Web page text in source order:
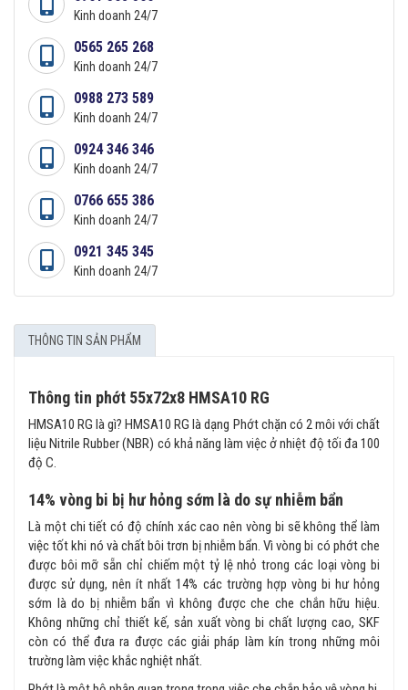
Kinh doanh 24/7
0565 265 268
Kinh doanh 24/7
0988 273 589
Kinh doanh 24/7
0924 346 346
Kinh doanh 24/7
0766 655 386
Kinh doanh 24/7
0921 345 345
Kinh doanh 24/7
THÔNG TIN SẢN PHẨM
Thông tin phớt 55x72x8 HMSA10 RG
HMSA10 RG là gì? HMSA10 RG là dạng Phớt chặn có 2 môi với chất
liệu Nitrile Rubber (NBR) có khả năng làm việc ở nhiệt độ tối đa 100
độ C.
14% vòng bi bị hư hỏng sớm là do sự nhiễm bẩn
Là một chi tiết có độ chính xác cao nên vòng bi sẽ không thể làm
việc tốt khi nó và chất bôi trơn bị nhiễm bẩn. Vì vòng bi có phớt che
được bôi mỡ sẵn chỉ chiếm một tỷ lệ nhỏ trong các loại vòng bi
được sử dụng, nên ít nhất 14% các trường hợp vòng bi hư hỏng
sớm là do bị nhiễm bẩn vì không được che che chắn hữu hiệu.
Không những chỉ thiết kế, sản xuất vòng bi chất lượng cao, SKF
còn có thể đưa ra được các giải pháp làm kín trong những môi
trường làm việc khắc nghiệt nhất.